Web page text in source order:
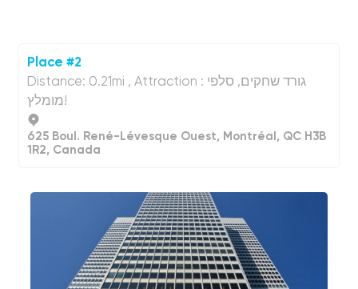
שלה, במסעדות הנחשבות, בסצנת האמנות המשגשגת
ובתשוקה לספורט – במיוחד הוקי, שהמקומיים מחשיבים
להרבה יותר מסתם משחק.
ככל שנחקור, תגלו שלכל שכונה יש אופי משלה. מגורדי
שחקים חדישים וכנסיות היסטוריות, ועד לשווקים תוססים,
ציוני דרך אולימפיים ורחובות מקסימים על קו המים –
מונטריאול היא עיר של ניגודים מדהימים. אז תתרווחו
ותיהנו מהנסיעה, בזמן שאנחנו מתחילים לגלות את אחד
Place #2
Distance: 0.21mi , Attraction : גורד שחקים, סלפי
מומלץ!
625 Boul. René-Lévesque Ouest, Montréal, QC H3B
1R2, Canada